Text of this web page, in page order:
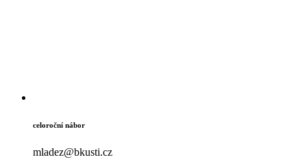
celoroční nábor
mladez@bkusti.cz